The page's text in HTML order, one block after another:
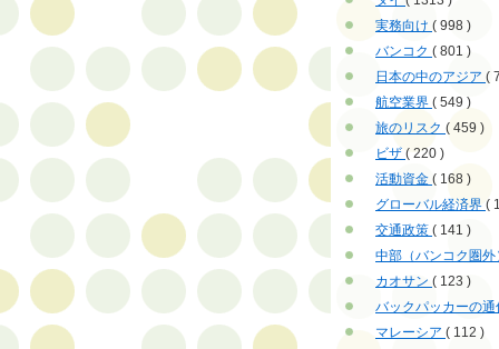
実務向け ( 998 )
バンコク ( 801 )
日本の中のアジア (
航空業界 ( 549 )
旅のリスク ( 459 )
ビザ ( 220 )
活動資金 ( 168 )
グローバル経済界 (
交通政策 ( 141 )
中部（バンコク圏
カオサン ( 123 )
バックパッカーの
マレーシア ( 112 )